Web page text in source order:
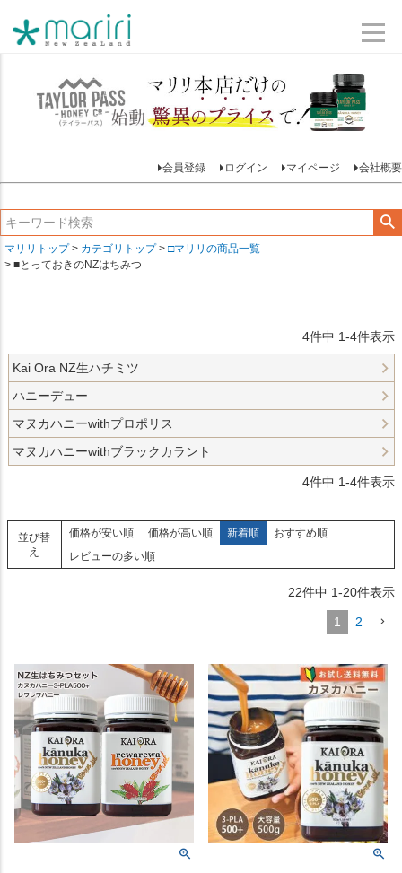
会員登録 ログイン マイページ 会社概要
マリリトップ カテゴリトップ
□マリリの商品一覧
■とっておきのNZはちみつ
4件中 1-4件表示
Kai Ora NZ生ハチミツ
ハニーデュー
マヌカハニーwithプロポリス
マヌカハニーwithブラックカラント
4件中 1-4件表示
並び替
え
価格が安い順 価格が高い順 新着順
おすすめ順
レビューの多い順
22件中 1-20件表示
1 2